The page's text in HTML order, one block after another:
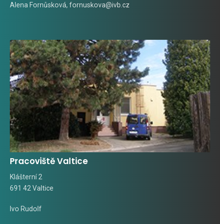
Alena Fornůsková, fornuskova@ivb.cz
Pracoviště Valtice
Klášterní 2
691 42 Valtice
Ivo Rudolf